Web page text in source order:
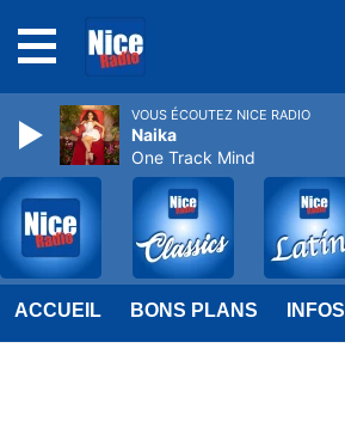
ACCUEIL BONS PLANS INFOS
VOUS ÉCOUTEZ NICE RADIO
Naika
One Track Mind